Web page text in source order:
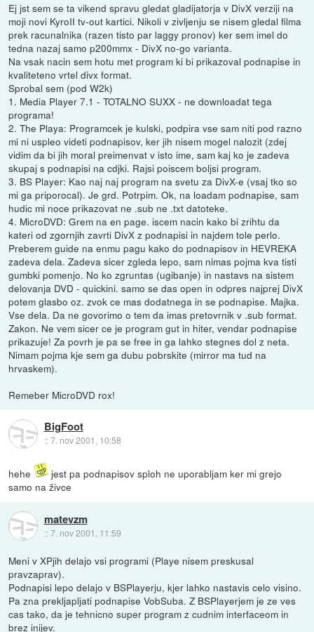
Ej jst sem se ta vikend spravu gledat gladijatorja v DivX verziji na
moji novi KyroII tv-out kartici. Nikoli v zivljenju se nisem gledal filma
prek racunalnika (razen tisto par laggy pronov) ker sem imel do
tedna nazaj samo p200mmx - DivX no-go varianta.
Na vsak nacin sem hotu met program ki bi prikazoval podnapise in
kvaliteteno vrtel divx format.
Sprobal sem (pod W2k)
1. Media Player 7.1 - TOTALNO SUXX - ne downloadat tega
programa!
2. The Playa: Programcek je kulski, podpira vse sam niti pod razno
mi ni uspleo videti podnapisov, ker jih nisem mogel nalozit (zdej
vidim da bi jih moral preimenvat v isto ime, sam kaj ko je zadeva
skupaj s podnapisi na cdjki. Rajsi poiscem boljsi program.
3. BS Player: Kao naj naj program na svetu za DivX-e (vsaj tko so
mi ga priporocal). Je grd. Potrpim. Ok, na loadam podnapise, sam
hudic mi noce prikazovat ne .sub ne .txt datoteke.
4. MicroDVD: Grem na en page. iscem nacin kako bi zrihtu da
kateri od zgornjih zavrti DivX z podnapisi in najdem tole perlo.
Preberem guide na enmu pagu kako do podnapisov in HEVREKA
zadeva dela. Zadeva sicer zgleda lepo, sam nimas pojma kva tisti
gumbki pomenjo. No ko zgruntas (ugibanje) in nastavs na sistem
delovanja DVD - quickini. samo se das open in odpres najprej DivX
potem glasbo oz. zvok ce mas dodatnega in se podnapise. Majka.
Vse dela. Da ne govorimo o tem da imas pretovrnik v .sub format.
Zakon. Ne vem sicer ce je program gut in hiter, vendar podnapise
prikazuje! Za povrh je pa se free in ga lahko stegnes dol z neta.
Nimam pojma kje sem ga dubu pobrskite (mirror ma tud na
hrvaskem).
Remeber MicroDVD rox!
BigFoot
::7. nov 2001, 10:58
hehe
jest pa podnapisov sploh ne uporabljam ker mi grejo
samo na živce
matevzm
::7. nov 2001, 11:59
Meni v XPjih delajo vsi programi (Playe nisem preskusal
pravzaprav).
Podnapisi lepo delajo v BSPlayerju, kjer lahko nastavis celo visino.
Pa zna prekljapljati podnapise VobSuba. Z BSPlayerjem je ze ves
cas tako, da je tehnicno super program z cudnim interfaceom in
brez inijev.